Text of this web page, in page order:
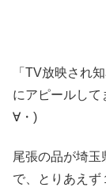
「TV放映され
にアピールして
∀・)
尾張の品が埼
で、とりあえず